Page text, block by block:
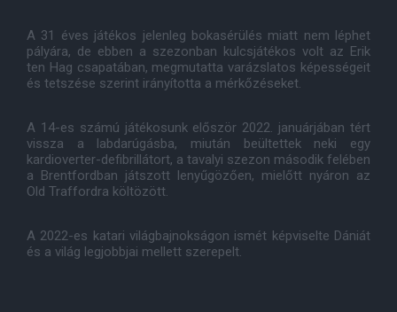
A 31 éves játékos jelenleg bokasérülés miatt nem léphet
pályára, de ebben a szezonban kulcsjátékos volt az Erik
ten Hag csapatában, megmutatta varázslatos képességeit
és tetszése szerint irányította a mérkőzéseket.
A 14-es számú játékosunk először 2022. januárjában tért
vissza a labdarúgásba, miután beültettek neki egy
kardioverter-defibrillátort, a tavalyi szezon második felében
a Brentfordban játszott lenyűgözően, mielőtt nyáron az
Old Traffordra költözött.
A 2022-es katari világbajnokságon ismét képviselte Dániát
és a világ legjobbjai mellett szerepelt.